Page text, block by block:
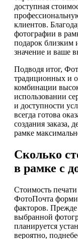
доступная
клиентов.
фотографии в
подарок близким
значение и ваше
Подводя итог,
традиционных и
комбинации
использовании
и доступности
всегда готова
создания заказа,
рамке
Сколько
в рамке с
Стоимость
ФотоПочта
факторов. Прежде
выбранной
планируется
вероятно,